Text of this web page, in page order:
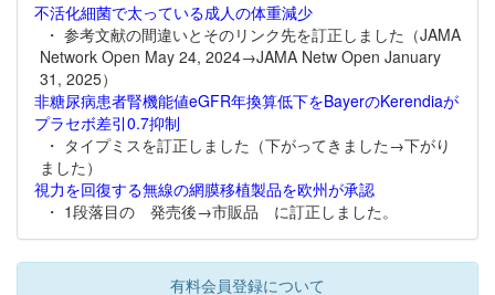
不活化細菌で太っている成人の体重減少
・ 参考文献の間違いとそのリンク先を訂正しました（JAMA
Network Open May 24, 2024→JAMA Netw Open January
31, 2025）
非糖尿病患者腎機能値eGFR年換算低下をBayerのKerendiaが
プラセボ差引0.7抑制
・ タイプミスを訂正しました（下がってきました→下がり
ました）
視力を回復する無線の網膜移植製品を欧州が承認
・ 1段落目の 発売後→市販品 に訂正しました。
有料会員登録について